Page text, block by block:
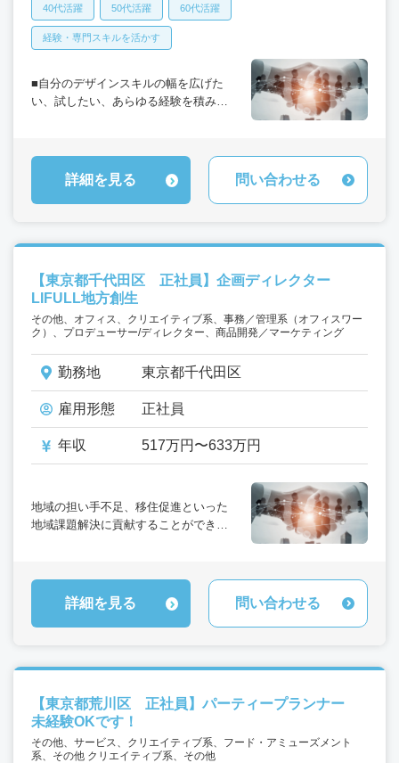
40代活躍 50代活躍 60代活躍
経験・専門スキルを活かす
■自分のデザインスキルの幅を広げた
い、試したい、あらゆる経験を積みた
iPhone/iPad、Androidアプリのデザイ
ン、ときにはグラフィックなど携われ
る分野も幅広いです！
詳細を見る 問い合わせる
【東京都千代田区 正社員】企画ディレクター
LIFULL地方創生
その他、オフィス、クリエイティブ系、事務／管理系（オフィスワー
ク）、プロデューサー/ディレクター、商品開発／マーケティング
勤務地 東京都千代田区
雇用形態 正社員
年収 517万円〜633万円
地域の担い手不足、移住促進といった
地域課題解決に貢献することができま
が大きく、やれることも非常に多いで
新しい提案はどんどん歓迎します。オ
ーナーシップをもって、何にでも挑戦
少数精鋭のチームのため、スピード感
詳細を見る 問い合わせる
【東京都荒川区 正社員】パーティープランナー
未経験OKです！
その他、サービス、クリエイティブ系、フード・アミューズメント
系、その他 クリエイティブ系、その他